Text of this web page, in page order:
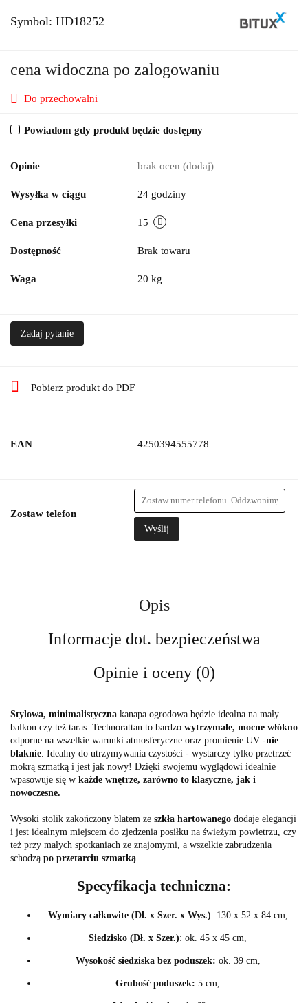
Symbol: HD18252
cena widoczna po zalogowaniu
Do przechowalni
Powiadom gdy produkt będzie dostępny
Opinie brak ocen (dodaj)
Wysyłka w ciągu 24 godziny
Cena przesyłki 15
Dostępność Brak towaru
Waga 20 kg
Zadaj pytanie
Pobierz produkt do PDF
EAN 4250394555778
Zostaw telefon
Wyślij
Opis
Informacje dot. bezpieczeństwa
Opinie i oceny (0)
Stylowa, minimalistyczna kanapa ogrodowa będzie idealna na mały
balkon czy też taras. Technorattan to bardzo wytrzymałe, mocne włókno
odporne na wszelkie warunki atmosferyczne oraz promienie UV -nie
blaknie . Idealny do utrzymywania czystości - wystarczy tylko przetrzeć
mokrą szmatką i jest jak nowy! Dzięki swojemu wyglądowi idealnie
wpasowuje się w każde wnętrze, zarówno to klasyczne, jak i
nowoczesne.
Wysoki stolik zakończony blatem ze szkła hartowanego dodaje elegancji
i jest idealnym miejscem do zjedzenia posiłku na świeżym powietrzu, czy
też przy małych spotkaniach ze znajomymi, a wszelkie zabrudzenia
schodzą po przetarciu szmatką
Specyfikacja techniczna:
Wymiary całkowite (Dł. x Szer. x Wys.): 130 x 52 x 84 cm,
Siedzisko (Dł. x Szer.): ok. 45 x 45 cm,
Wysokość siedziska bez poduszek: ok. 39 cm,
Grubość poduszek: 5 cm,